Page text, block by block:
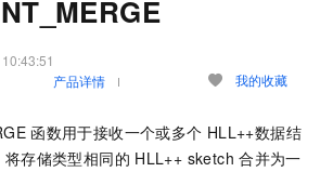
产品详情 我的收藏
函数用于接收一个或多个 HLL++数据结
存储类型相同的 HLL++ sketch 合并为一